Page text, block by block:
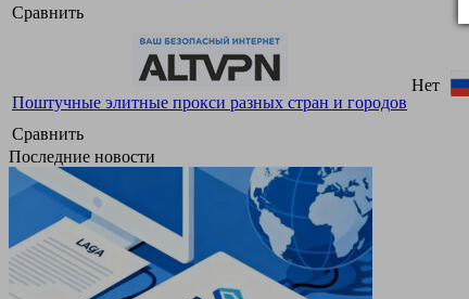
Сравнить
Поштучные элитные прокси разных стран и городов
Сравнить
Нет
Последние новости